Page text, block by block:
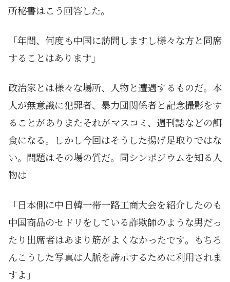
所秘書はこう回答した。
「年間、何度も中国に訪問しますし様々な方と同席
することはあります」
政治家とは様々な場所、人物と遭遇するものだ。本
人が無意識に犯罪者、暴力団関係者と記念撮影をす
ることがありまたそれがマスコミ、週刊誌などの餌
食になる。しかし今回はそうした揚げ足取りではな
い。問題はその場の質だ。同シンポジウムを知る人
物は
「日本側に中日韓一帯一路工商大会を紹介したのも
中国商品のセドリをしている詐欺師のような男だっ
たり出席者はあまり筋がよくなかったです。もちろ
んこうした写真は人脈を誇示するために利用されま
すよ」